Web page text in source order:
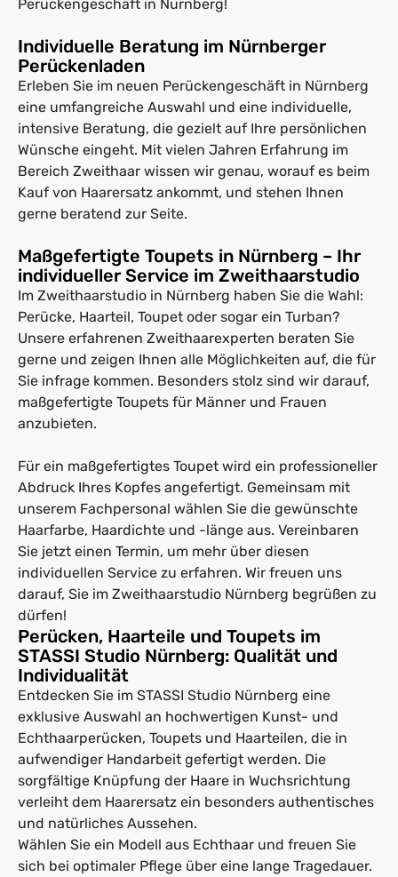
Perückengeschäft in Nürnberg!
Individuelle Beratung im Nürnberger
Perückenladen
Erleben Sie im neuen Perückengeschäft in Nürnberg
eine umfangreiche Auswahl und eine individuelle,
intensive Beratung, die gezielt auf Ihre persönlichen
Wünsche eingeht. Mit vielen Jahren Erfahrung im
Bereich Zweithaar wissen wir genau, worauf es beim
Kauf von Haarersatz ankommt, und stehen Ihnen
gerne beratend zur Seite.
Maßgefertigte Toupets in Nürnberg – Ihr
individueller Service im Zweithaarstudio
Im Zweithaarstudio in Nürnberg haben Sie die Wahl:
Perücke, Haarteil, Toupet oder sogar ein Turban?
Unsere erfahrenen Zweithaarexperten beraten Sie
gerne und zeigen Ihnen alle Möglichkeiten auf, die für
Sie infrage kommen. Besonders stolz sind wir darauf,
maßgefertigte Toupets für Männer und Frauen
anzubieten.
Für ein maßgefertigtes Toupet wird ein professioneller
Abdruck Ihres Kopfes angefertigt. Gemeinsam mit
unserem Fachpersonal wählen Sie die gewünschte
Haarfarbe, Haardichte und -länge aus. Vereinbaren
Sie jetzt einen Termin, um mehr über diesen
individuellen Service zu erfahren. Wir freuen uns
darauf, Sie im Zweithaarstudio Nürnberg begrüßen zu
dürfen!
Perücken, Haarteile und Toupets im
STASSI Studio Nürnberg: Qualität und
Individualität
Entdecken Sie im STASSI Studio Nürnberg eine
exklusive Auswahl an hochwertigen Kunst- und
Echthaarperücken, Toupets und Haarteilen, die in
aufwendiger Handarbeit gefertigt werden. Die
sorgfältige Knüpfung der Haare in Wuchsrichtung
verleiht dem Haarersatz ein besonders authentisches
und natürliches Aussehen.
Wählen Sie ein Modell aus Echthaar und freuen Sie
sich bei optimaler Pflege über eine lange Tragedauer.